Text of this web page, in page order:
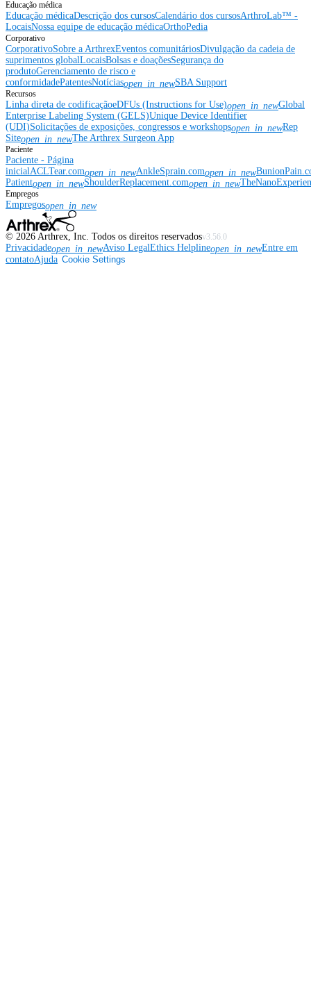
Educação médica
Educação médicaDescrição dos cursosCalendário dos cursosArthroLab™ -
LocaisNossa equipe de educação médicaOrthoPedia
Corporativo
CorporativoSobre a ArthrexEventos comunitáriosDivulgação da cadeia de
suprimentos globalLocaisBolsas e doaçõesSegurança do
produtoGerenciamento de risco e
conformidadePatentesNotíciasopen_in_newSBA Support
Recursos
Linha direta de codificaçãoeDFUs (Instructions for Use)open_in_newGlobal
Enterprise Labeling System (GELS)Unique Device Identifier
(UDI)Solicitações de exposições, congressos e workshopsopen_in_newRep
Siteopen_in_newThe Arthrex Surgeon App
Paciente
Paciente - Página
inicialACLTear.comopen_in_newAnkleSprain.comopen_in_new
Patientopen_in_newShoulderReplacement.comopen_in_new
Empregos
Empregosopen_in_new
© 2026 Arthrex, Inc. Todos os direitos reservadosv3.56.0
Privacidadeopen_in_newAviso LegalEthics Helplineopen_in_newEntre em
contatoAjuda Cookie Settings